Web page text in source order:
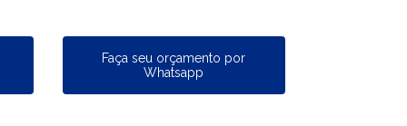
Faça seu orçamento por
Whatsapp